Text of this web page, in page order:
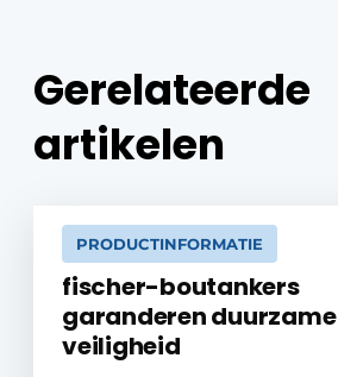
Gerelateerde
artikelen
PRODUCTINFORMATIE
fischer-boutankers
garanderen duurzame
veiligheid